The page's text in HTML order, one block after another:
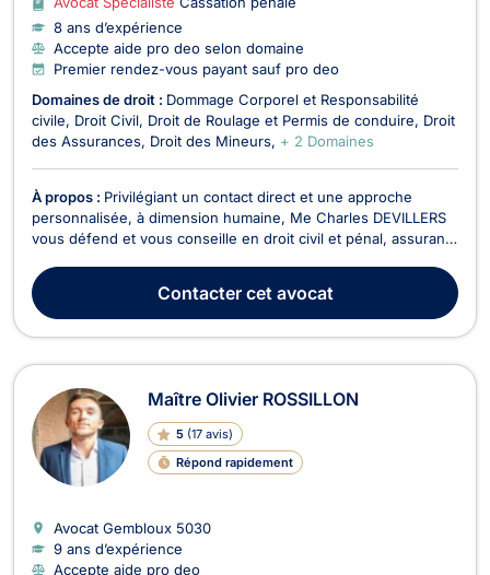
8 ans d’expérience
Accepte aide pro deo selon domaine
Premier rendez-vous payant sauf pro deo
Domaines de droit : Dommage Corporel et Responsabilité
civile
Droit Civil Droit de Roulage et Permis de conduire
Droit
des Assurances Droit des Mineurs + 2 Domaines
À propos : Privilégiant un contact direct et une approche
personnalisée, à dimension humaine, Me Charles DEVILLERS
vous défend et vous conseille en droit civil et pénal, assurant
vos intérêts au cœur de votre défense, avec stratégie et
transparence, dans le respect du secret ...
Contactercet avocat
Maître Olivier ROSSILLON
5 (17 avis)
Répond rapidement
Avocat Gembloux 5030
9 ans d’expérience
Accepte aide pro deo